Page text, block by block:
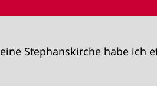
Stephanskirche habe ich